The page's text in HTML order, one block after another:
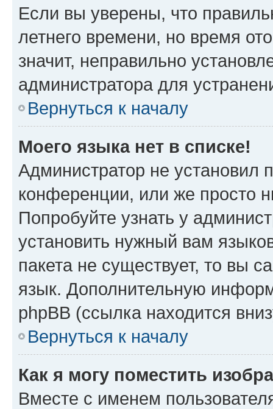
Если вы уверены, что
летнего времени, но время
значит, неправильно
администратора для
Вернуться к началу
Моего языка нет в списке!
Администратор не установил
конференции, или же просто
Попробуйте узнать у
установить нужный вам
пакета не существует, то вы
язык. Дополнительную
phpBB (ссылка находится
Вернуться к началу
Как я могу поместить
Вместе с именем